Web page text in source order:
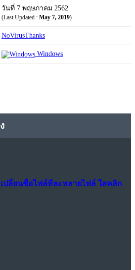
วันที่ 7 พฤษภาคม 2562
(Last Updated : May 7, 2019)
NoVirusThanks
Windows
เปลี่ยนชื่อไฟล์ทีละหลายไฟล์ ใสคลิก